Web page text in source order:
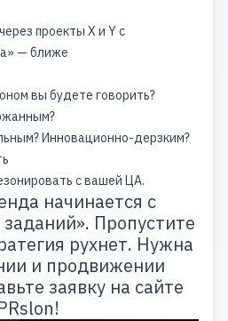
проекты X и Y с
— ближе
вы будете говорить?
Инновационно-дерзким?
с вашей ЦА.
начинается с
Пропустите
рухнет. Нужна
и продвижении
заявку на сайте
!